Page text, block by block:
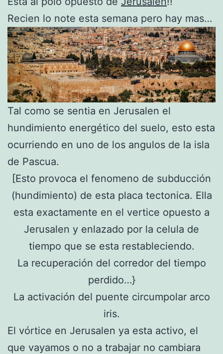
Recien lo note esta semana pero hay mas…
Tal como se sentia en Jerusalen el
hundimiento energético del suelo, esto esta
ocurriendo en uno de los angulos de la isla
de Pascua.
[Esto provoca el fenomeno de subducción
(hundimiento) de esta placa tectonica. Ella
esta exactamente en el vertice opuesto a
Jerusalen y enlazado por la celula de
tiempo que se esta restableciendo.
La recuperación del corredor del tiempo
perdido…}
La activación del puente circumpolar arco
iris.
El vórtice en Jerusalen ya esta activo, el
que vayamos o no a trabajar no cambiara